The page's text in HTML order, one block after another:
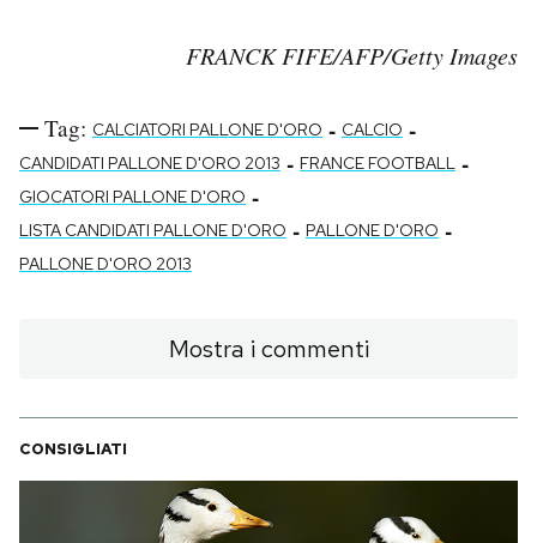
FRANCK FIFE/AFP/Getty Images
Tag: CALCIATORI PALLONE D'ORO - CALCIO -
CANDIDATI PALLONE D'ORO 2013 - FRANCE FOOTBALL -
GIOCATORI PALLONE D'ORO -
LISTA CANDIDATI PALLONE D'ORO - PALLONE D'ORO -
PALLONE D'ORO 2013
Mostra i commenti
CONSIGLIATI